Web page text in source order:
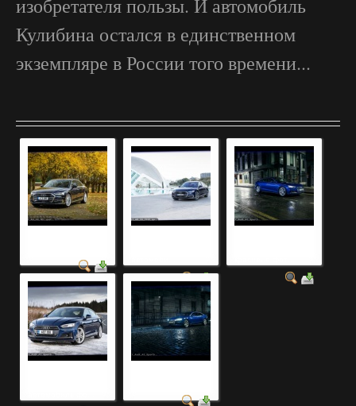
изобретателя пользы. И автомобиль
Кулибина остался в единственном
экземпляре в России того времени...